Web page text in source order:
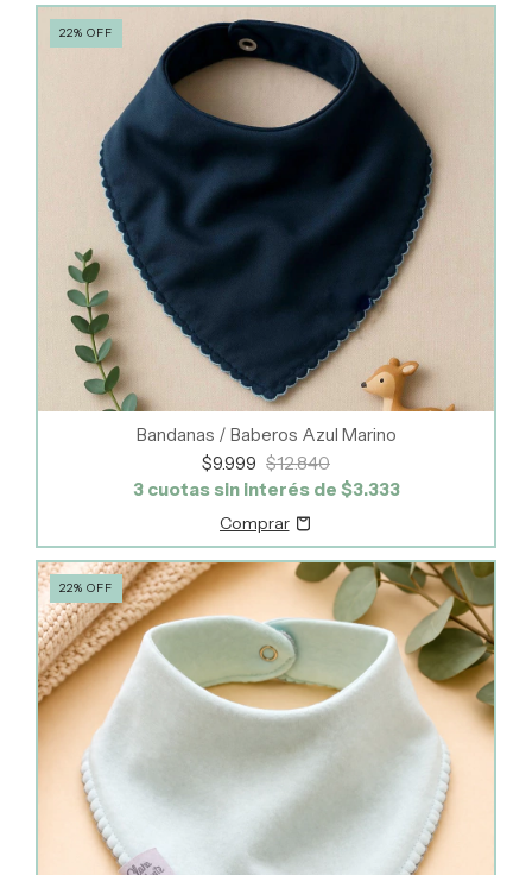
22% OFF
Bandanas / Baberos Azul Marino
$9.999 $12.840
3 cuotas sin interés de $3.333
22% OFF